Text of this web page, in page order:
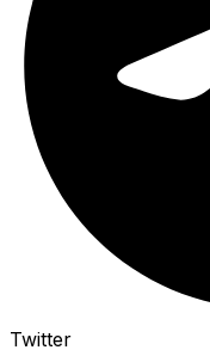
Twitter